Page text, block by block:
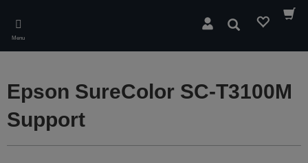
main
content
Menu
Rechercher
Epson SureColor SC-T3100M
Support